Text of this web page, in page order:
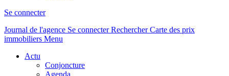
Se connecter
Journal de l'agence Se connecterRechercher Carte des prix
immobiliers Menu
Actu
Conjoncture
Agenda